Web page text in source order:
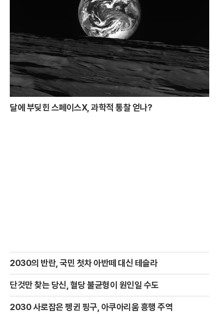
달에 부딪힌 스페이스X, 과학적 통찰 얻나?
2030의 반란, 국민 첫차 아반떼 대신 테슬라
단것만 찾는 당신, 혈당 불균형이 원인일 수도
2030 사로잡은 펭귄 핑구, 아쿠아리움 흥행 주역